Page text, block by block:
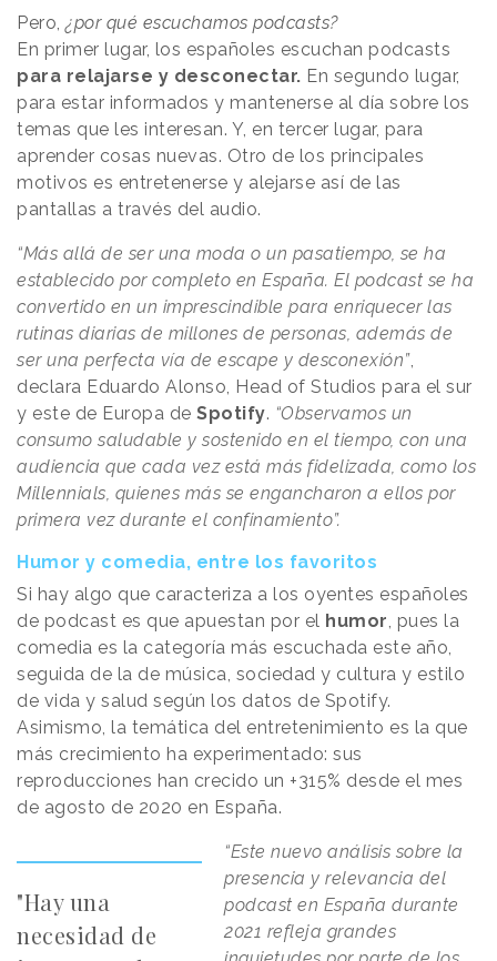
Pero, ¿por qué escuchamos podcasts?
En primer lugar, los españoles escuchan podcasts
para relajarse y desconectar. En segundo lugar,
para estar informados y mantenerse al día sobre los
temas que les interesan. Y, en tercer lugar, para
aprender cosas nuevas. Otro de los principales
motivos es entretenerse y alejarse así de las
pantallas a través del audio.
“Más allá de ser una moda o un pasatiempo, se ha
establecido por completo en España. El podcast se ha
convertido en un imprescindible para enriquecer las
rutinas diarias de millones de personas, además de
ser una perfecta vía de escape y desconexión”,
declara Eduardo Alonso, Head of Studios para el sur
y este de Europa de Spotify. “Observamos un
consumo saludable y sostenido en el tiempo, con una
audiencia que cada vez está más fidelizada, como los
Millennials, quienes más se engancharon a ellos por
primera vez durante el confinamiento”.
Humor y comedia, entre los favoritos
Si hay algo que caracteriza a los oyentes españoles
de podcast es que apuestan por el humor, pues la
comedia es la categoría más escuchada este año,
seguida de la de música, sociedad y cultura y estilo
de vida y salud según los datos de Spotify.
Asimismo, la temática del entretenimiento es la que
más crecimiento ha experimentado: sus
reproducciones han crecido un +315% desde el mes
de agosto de 2020 en España.
"Hay una
necesidad de
“Este nuevo análisis sobre la
presencia y relevancia del
podcast en España durante
2021 refleja grandes